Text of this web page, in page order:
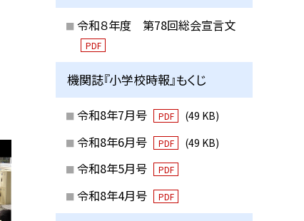
令和８年度 第78回総会宣言文
PDF
機関誌『小学校時報』もくじ
令和8年7月号 PDF (49 KB)
令和8年6月号 PDF (49 KB)
令和8年5月号 PDF
令和8年4月号 PDF